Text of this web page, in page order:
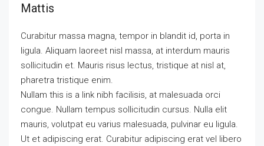
Mattis
Curabitur massa magna, tempor in blandit id, porta in
ligula. Aliquam laoreet nisl massa, at interdum mauris
sollicitudin et. Mauris risus lectus, tristique at nisl at,
pharetra tristique enim.
Nullam this is a link nibh facilisis, at malesuada orci
congue. Nullam tempus sollicitudin cursus. Nulla elit
mauris, volutpat eu varius malesuada, pulvinar eu ligula.
Ut et adipiscing erat. Curabitur adipiscing erat vel libero